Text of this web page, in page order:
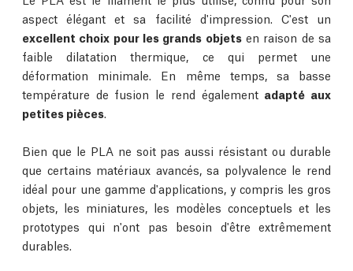
aspect élégant et sa facilité d'impression. C'est un
excellent choix pour les grands objetsen raison de sa
faible dilatation thermique, ce qui permet une
déformation minimale. En même temps, sa basse
température de fusion le rend également adapté aux
petites pièces.
Bien que le PLA ne soit pas aussi résistant ou durable
que certains matériaux avancés, sa polyvalence le rend
idéal pour une gamme d'applications, y compris les gros
objets, les miniatures, les modèles conceptuels et les
prototypes qui n'ont pas besoin d'être extrêmement
durables.